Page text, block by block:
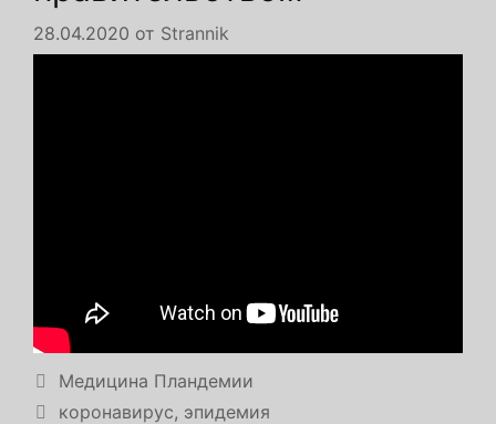
28.04.2020 от Strannik
Рубрики
Медицина Пландемии
Метки
коронавирус, эпидемия